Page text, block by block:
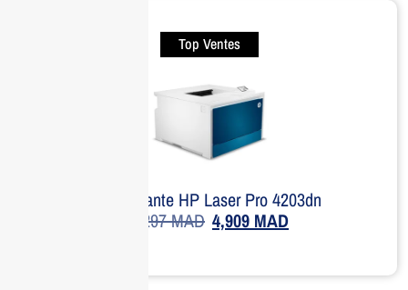
Top Ventes
Imprimante HP Laser Pro 4203dn
7,297MAD 4,909 MAD